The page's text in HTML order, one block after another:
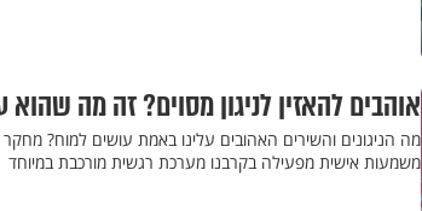
אוהבים להאזין לניגון מסוים? זה מה
מה הניגונים והשירים האהובים עלינו באמת עושים למוח?
משמעות אישית מפעילה בקרבנו מערכת רגשית מורכבת במיוחד